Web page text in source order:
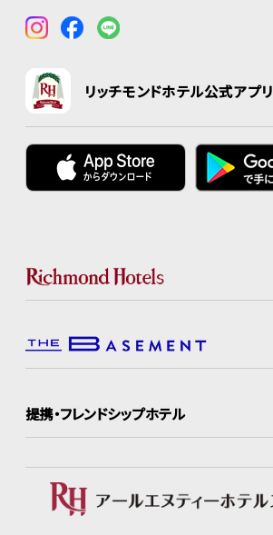
リッチモンドホテル公式アプリ
提携・フレンドシップホテル